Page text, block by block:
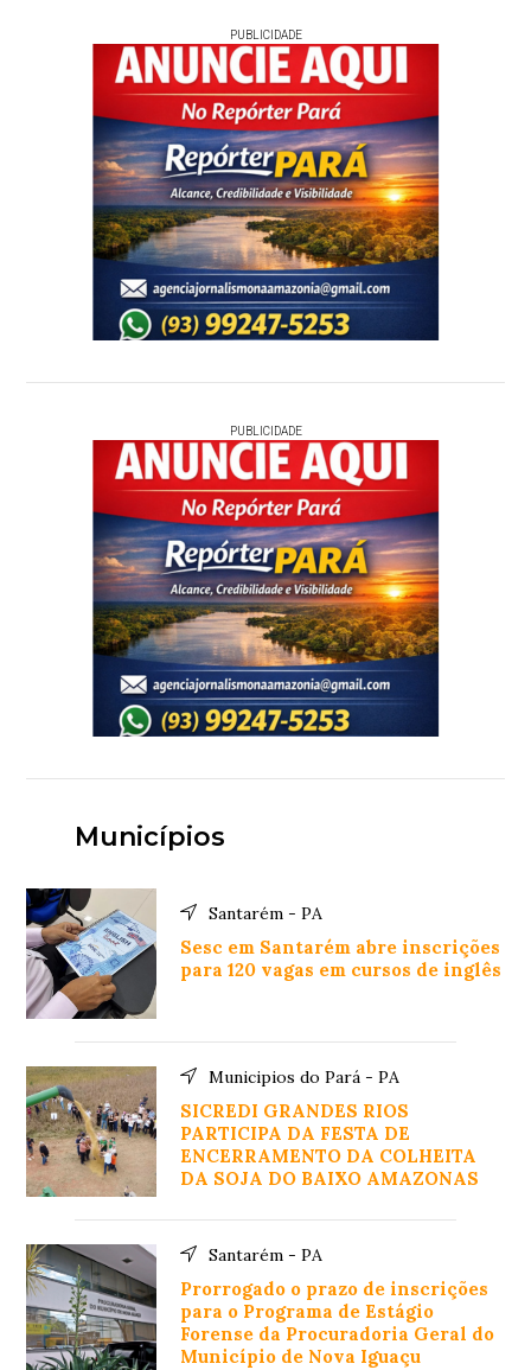
PUBLICIDADE
PUBLICIDADE
Municípios
Santarém - PA
Sesc em Santarém abre inscrições
para 120 vagas em cursos de inglês
Municipios do Pará - PA
SICREDI GRANDES RIOS
PARTICIPA DA FESTA DE
ENCERRAMENTO DA COLHEITA
DA SOJA DO BAIXO AMAZONAS
Santarém - PA
Prorrogado o prazo de inscrições
para o Programa de Estágio
Forense da Procuradoria Geral do
Município de Nova Iguaçu